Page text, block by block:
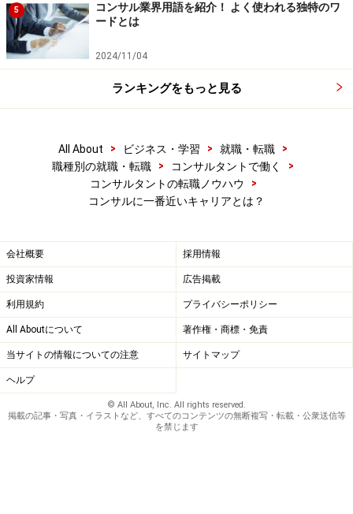
5
コンサル業界用語を紹介！ よく使われる独特のワ
ードとは
2024/11/04
ランキングをもっと見る
All About > ビジネス・学習 > 就職・転職
>
職種別の就職・転職
> コンサルタントで働く
>
コンサルタントの転職ノウハウ
>
コンサルに一番近いキャリアとは？
会社概要 採用情報
投資家情報 広告掲載
利用規約 プライバシーポリシー
All Aboutについて 著作権・商標・免責
当サイトの情報についての注意 サイトマップ
ヘルプ
© All About, Inc. All rights reserved.
掲載の記事・写真・イラストなど、すべてのコンテンツの無断複写・転載・公衆送信等
を禁じます